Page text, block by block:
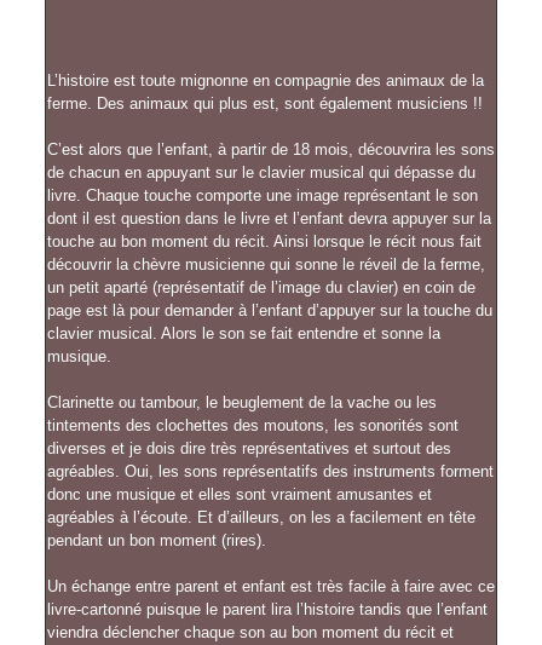
L’histoire est toute mignonne en compagnie des animaux de la
ferme. Des animaux qui plus est, sont également musiciens !!
C’est alors que l’enfant, à partir de 18 mois, découvrira les sons
de chacun en appuyant sur le clavier musical qui dépasse du
livre. Chaque touche comporte une image représentant le son
dont il est question dans le livre et l’enfant devra appuyer sur la
touche au bon moment du récit. Ainsi lorsque le récit nous fait
découvrir la chèvre musicienne qui sonne le réveil de la ferme,
un petit aparté (représentatif de l’image du clavier) en coin de
page est là pour demander à l’enfant d’appuyer sur la touche du
clavier musical. Alors le son se fait entendre et sonne la
musique.
Clarinette ou tambour, le beuglement de la vache ou les
tintements des clochettes des moutons, les sonorités sont
diverses et je dois dire très représentatives et surtout des
agréables. Oui, les sons représentatifs des instruments forment
donc une musique et elles sont vraiment amusantes et
agréables à l’écoute. Et d’ailleurs, on les a facilement en tête
pendant un bon moment (rires).
Un échange entre parent et enfant est très facile à faire avec ce
livre-cartonné puisque le parent lira l’histoire tandis que l’enfant
viendra déclencher chaque son au bon moment du récit et